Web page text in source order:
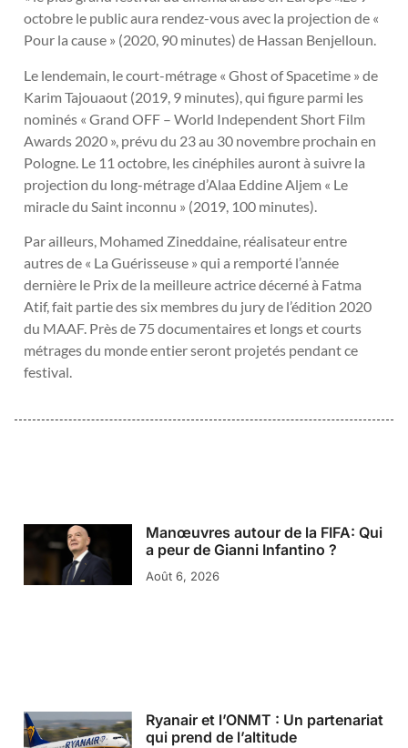
octobre le public aura rendez-vous avec la projection de «
Pour la cause » (2020, 90 minutes) de Hassan Benjelloun.
Le lendemain, le court-métrage « Ghost of Spacetime » de
Karim Tajouaout (2019, 9 minutes), qui figure parmi les
nominés « Grand OFF – World Independent Short Film
Awards 2020 », prévu du 23 au 30 novembre prochain en
Pologne. Le 11 octobre, les cinéphiles auront à suivre la
projection du long-métrage d’Alaa Eddine Aljem « Le
miracle du Saint inconnu » (2019, 100 minutes).
Par ailleurs, Mohamed Zineddaine, réalisateur entre
autres de « La Guérisseuse » qui a remporté l’année
dernière le Prix de la meilleure actrice décerné à Fatma
Atif, fait partie des six membres du jury de l’édition 2020
du MAAF. Près de 75 documentaires et longs et courts
métrages du monde entier seront projetés pendant ce
festival.
Manœuvres autour de la FIFA: Qui
a peur de Gianni Infantino ?
Août 6, 2026
Ryanair et l’ONMT : Un partenariat
qui prend de l’altitude